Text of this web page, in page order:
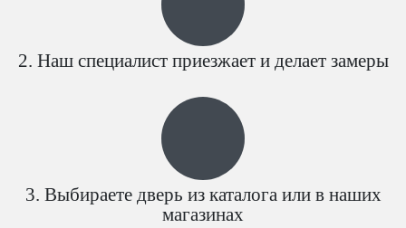
Наш специалист приезжает и делает замеры
Выбираете дверь из каталога или в наших
магазинах